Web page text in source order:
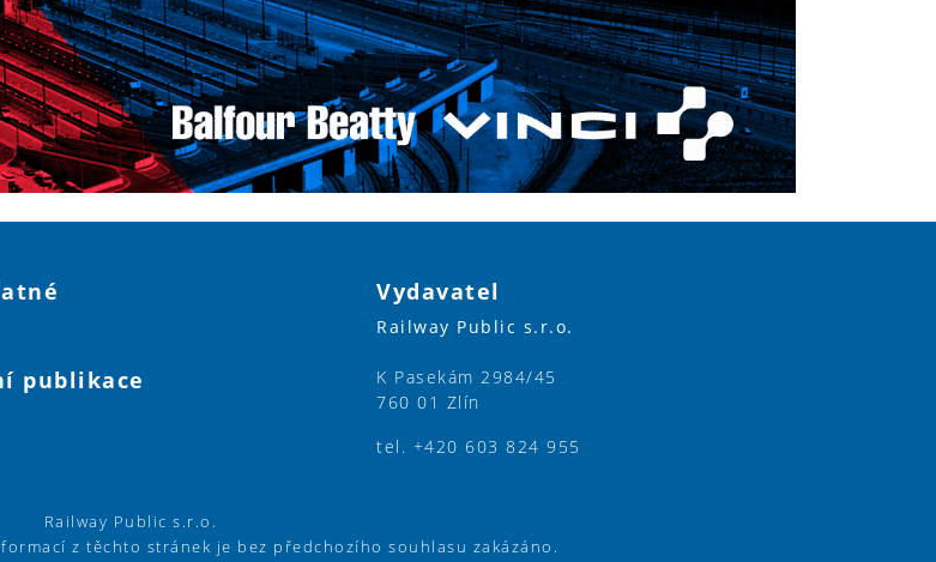
publikace
Vydavatel
Railway Public s.r.o.
K Pasekám 2984/45
760 01 Zlín
tel. +420 603 824 955
Railway Public s.r.o.
z těchto stránek je bez předchozího souhlasu zakázáno.